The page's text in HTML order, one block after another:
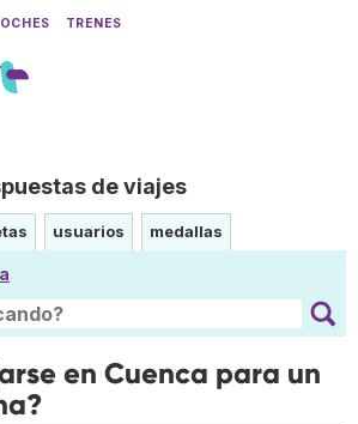
TRENES
de viajes
usuarios medallas
en Cuenca para un